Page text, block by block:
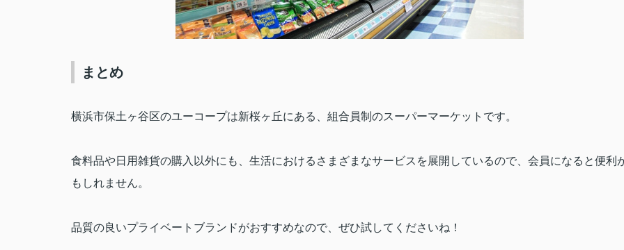
まとめ
横浜市保土ヶ谷区のユーコープは新桜ヶ丘にある、組合員制のスーパーマーケットです。
食料品や日用雑貨の購入以外にも、生活におけるさまざまなサービスを展開しているので、会員になると便利
もしれません。
品質の良いプライベートブランドがおすすめなので、ぜひ試してくださいね！